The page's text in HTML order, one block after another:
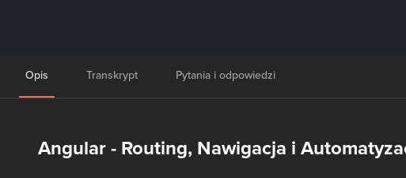
Opis Transkrypt Pytania i odpowiedzi
Angular - Routing, Nawigacja i